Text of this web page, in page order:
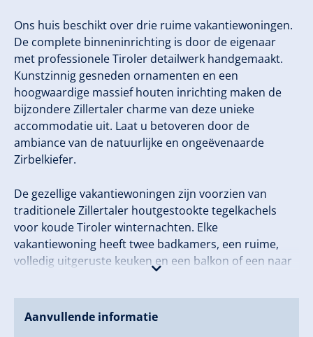
Ons huis beschikt over drie ruime vakantiewoningen.
De complete binneninrichting is door de eigenaar
met professionele Tiroler detailwerk handgemaakt.
Kunstzinnig gesneden ornamenten en een
hoogwaardige massief houten inrichting maken de
bijzondere Zillertaler charme van deze unieke
accommodatie uit. Laat u betoveren door de
ambiance van de natuurlijke en ongeëvenaarde
Zirbelkiefer.
De gezellige vakantiewoningen zijn voorzien van
traditionele Zillertaler houtgestookte tegelkachels
voor koude Tiroler winternachten. Elke
vakantiewoning heeft twee badkamers, een ruime,
volledig uitgeruste keuken en een balkon of een naar
Of het nu zomer of winter is, vanuit onze pension
Aanvullende informatie